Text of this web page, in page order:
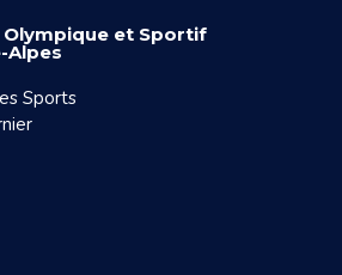
Olympique et Sportif
Alpes
Sports